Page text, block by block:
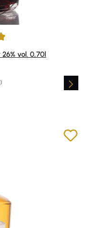
5 Sternen
vol. 0,70l